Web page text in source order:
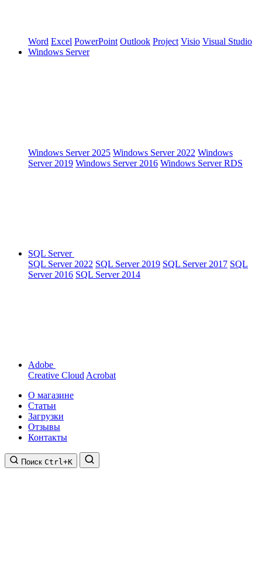
Word Excel PowerPoint Outlook Project Visio Visual Studio
Windows Server
Windows Server 2025 Windows Server 2022 Windows
Server 2019 Windows Server 2016 Windows Server RDS
SQL Server
SQL Server 2022 SQL Server 2019 SQL Server 2017 SQL
Server 2016 SQL Server 2014
Adobe
Creative Cloud Acrobat
О магазине
Статьи
Загрузки
Отзывы
Контакты
Поиск Ctrl+K